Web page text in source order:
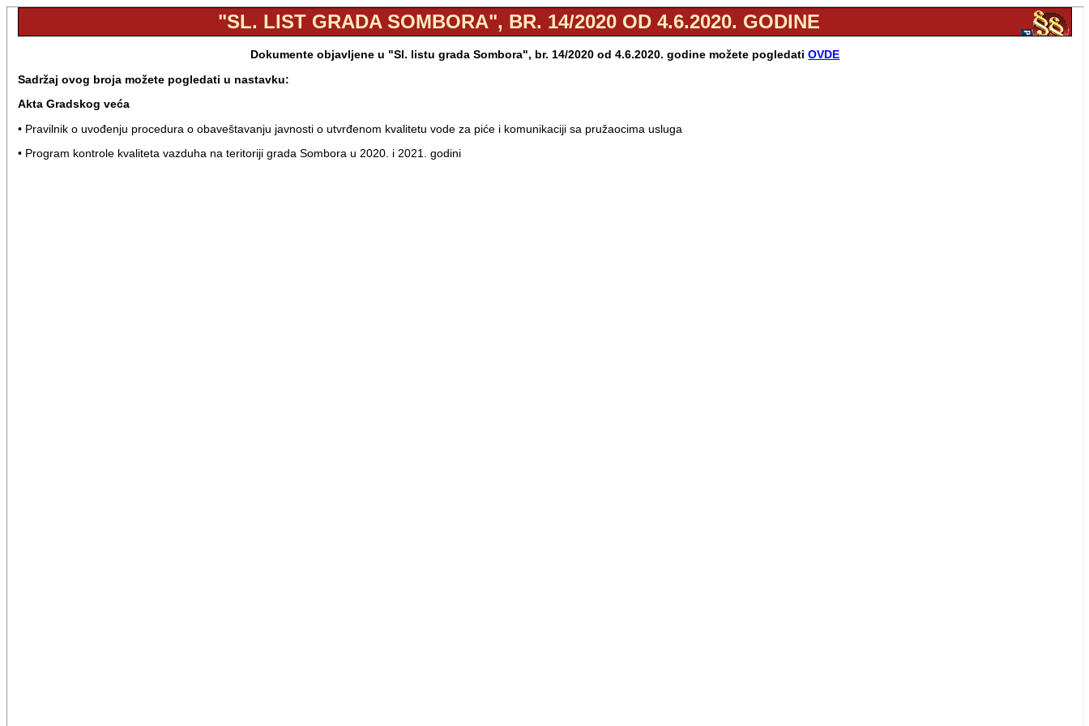
"SL. LIST GRADA SOMBORA", BR. 14/2020 OD 4.6.2020. GODINE
Dokumente objavljene u "Sl. listu grada Sombora", br. 14/2020 od 4.6.2020. godine možete pogledatiOVDE
Sadržaj ovog broja možete pogledati u nastavku:
Akta Gradskog veća
• Pravilnik o uvođenju procedura o obaveštavanju javnosti o utvrđenom kvalitetu vode za piće i komunikaciji sa pružaocima usluga
• Program kontrole kvaliteta vazduha na teritoriji grada Sombora u 2020. i 2021. godini